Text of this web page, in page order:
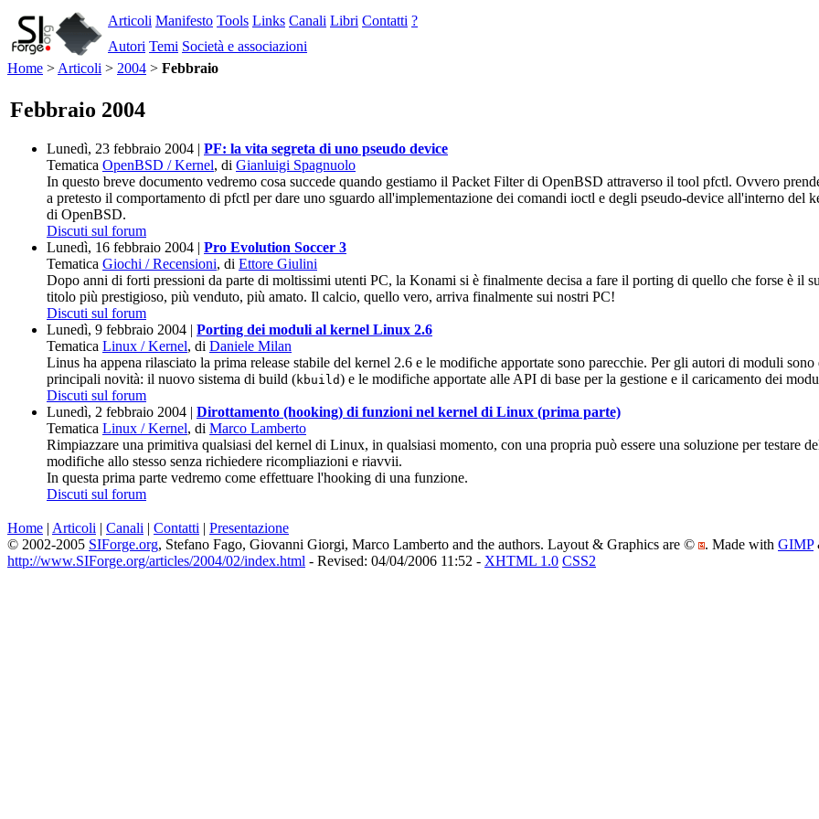
Articoli Manifesto Tools Links Canali Libri Contatti ?
Autori Temi Società e associazioni
Home > Articoli > 2004 > Febbraio
Febbraio 2004
Lunedì, 23 febbraio 2004 | PF: la vita segreta di uno pseudo device
Tematica OpenBSD / Kernel, di Gianluigi Spagnuolo
In questo breve documento vedremo cosa succede quando gestiamo il Packet Filter di OpenBSD attraverso il tool pfctl. Ovvero
a pretesto il comportamento di pfctl per dare uno sguardo all'implementazione dei comandi ioctl e degli pseudo-device all'interno del
di OpenBSD.
Discuti sul forum
Lunedì, 16 febbraio 2004 | Pro Evolution Soccer 3
Tematica Giochi / Recensioni, di Ettore Giulini
Dopo anni di forti pressioni da parte di moltissimi utenti PC, la Konami si è finalmente decisa a fare il porting di quello che forse è il
titolo più prestigioso, più venduto, più amato. Il calcio, quello vero, arriva finalmente sui nostri PC!
Discuti sul forum
Lunedì, 9 febbraio 2004 | Porting dei moduli al kernel Linux 2.6
Tematica Linux / Kernel, di Daniele Milan
Linus ha appena rilasciato la prima release stabile del kernel 2.6 e le modifiche apportate sono parecchie. Per gli autori di moduli sono
principali novità: il nuovo sistema di build (kbuild) e le modifiche apportate alle API di base per la gestione e il caricamento dei
Discuti sul forum
Lunedì, 2 febbraio 2004 | Dirottamento (hooking) di funzioni nel kernel di Linux (prima parte)
Tematica Linux / Kernel, di Marco Lamberto
Rimpiazzare una primitiva qualsiasi del kernel di Linux, in qualsiasi momento, con una propria può essere una soluzione per testare
modifiche allo stesso senza richiedere ricompliazioni e riavvii.
In questa prima parte vedremo come effettuare l'hooking di una funzione.
Discuti sul forum
Home | Articoli | Canali | Contatti | Presentazione
© 2002-2005 SIForge.org, Stefano Fago, Giovanni Giorgi, Marco Lamberto and the authors. Layout & Graphics are © . Made with GIMP
http://www.SIForge.org/articles/2004/02/index.html - Revised: 04/04/2006 11:52 - XHTML 1.0 CSS2